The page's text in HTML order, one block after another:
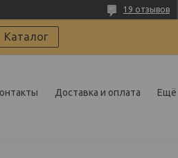
19 отзывов
Каталог
Доставка и оплата Ещё